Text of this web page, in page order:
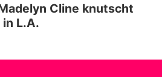
Cline knutscht
L.A.